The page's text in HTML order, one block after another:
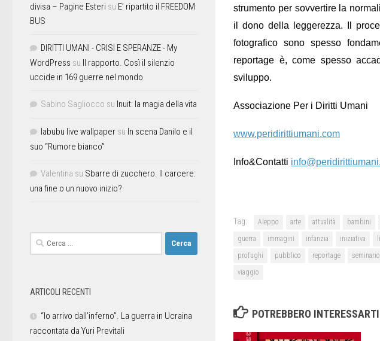
strumento per sovvertire la
il dono della leggerezza. Il
fotografico sono spesso
reportage è, come spesso
sviluppo.
Associazione Per i Diritti Umani
www.peridirittiumani.com
Info&Contatti
Tag: Aleppo arte attualità bambini
guerra
immagini infanzia iniziativa
profughi
pubblico reportage seminario
viaggio
POTREBBERO
divisa – Pagine Esteri su E’ ripartito il FREEDOM
BUS
DIRITTI UMANI - CRISI E SPERANZE - My
WordPress su Il rapporto. Così il silenzio
uccide in 169 guerre nel mondo
Sabino Sagliocco su Inuit: la magia della vita
labubu live wallpaper su In scena Danilo e il
suo “Rumore bianco”
Valentina su Sbarre di zucchero. Il carcere:
una fine o un nuovo inizio?
ARTICOLI RECENTI
“Io arrivo dall’inferno”. La guerra in Ucraina
raccontata da Yuri Previtali